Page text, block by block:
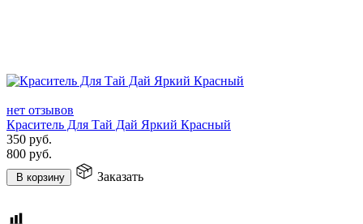
нет отзывов
Краситель Для Тай Дай Яркий Красный
350 руб.
800 руб.
В корзину Заказать